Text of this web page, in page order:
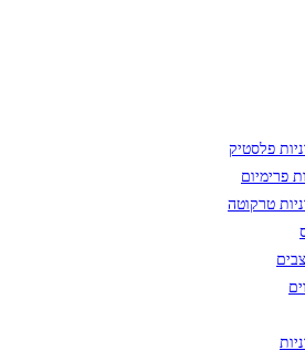
פלסטיק
פרימיום
טרקוטה